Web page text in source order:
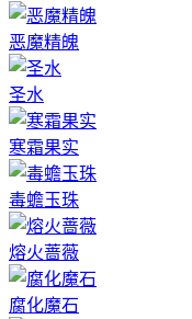
恶魔精魄
圣水
寒霜果实
毒蟾玉珠
熔火蔷薇
腐化魔石